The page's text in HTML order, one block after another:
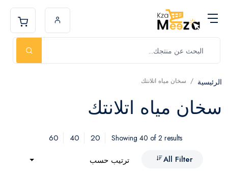
الرئيسية سخان مياه اتلانتك
سخان مياه اتلانتك
Showing 40 of 2 results
20
40
60
All Filter
ترتيب حسب